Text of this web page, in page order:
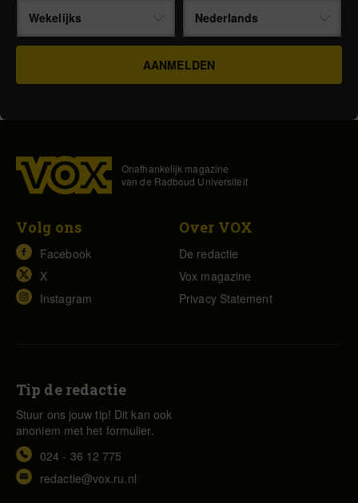
Wekelijks Nederlands
Onafhankelijk magazine
van de Radboud Universiteit
Volg ons
Facebook
X
Instagram
Over VOX
De redactie
Vox magazine
Privacy Statement
Tip de redactie
Stuur ons jouw tip! Dit kan ook
anoniem met het formulier.
024 - 36 12 775
redactie@vox.ru.nl